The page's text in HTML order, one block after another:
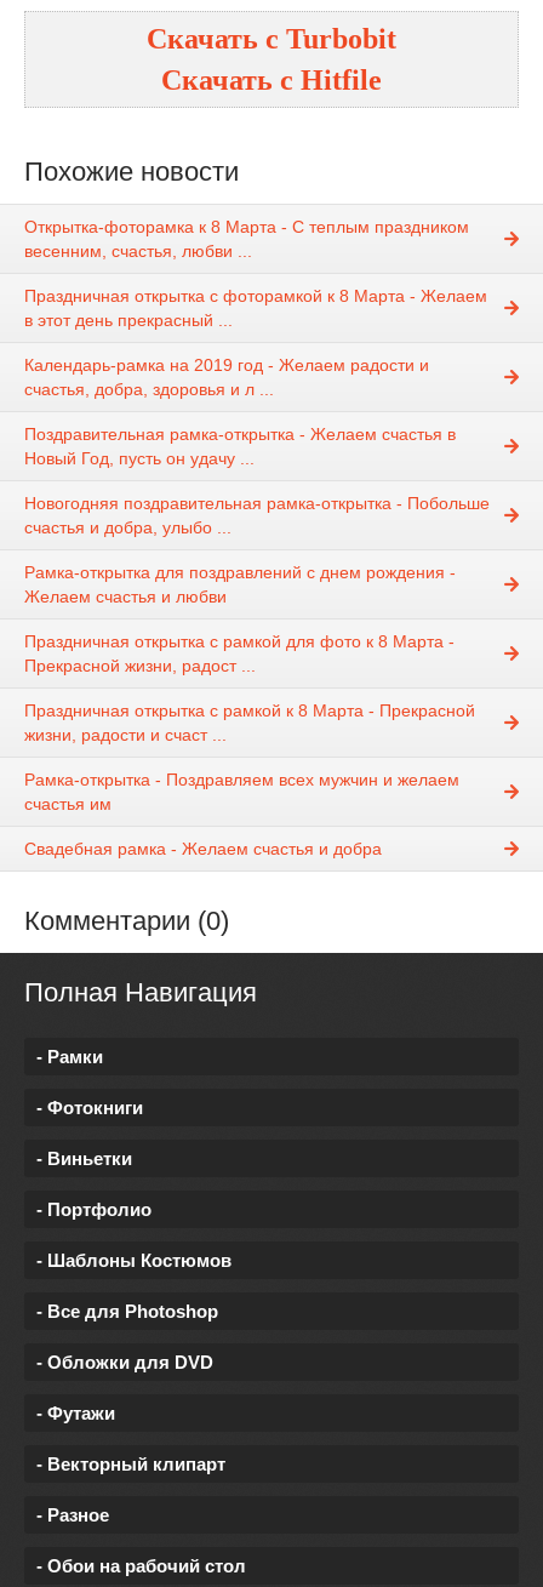
Скачать с Turbobit
Скачать с Hitfile
Похожие новости
Открытка-фоторамка к 8 Марта - С теплым праздником
весенним, счастья, любви ...
Праздничная открытка с фоторамкой к 8 Марта - Желаем
в этот день прекрасный ...
Календарь-рамка на 2019 год - Желаем радости и
счастья, добра, здоровья и л ...
Поздравительная рамка-открытка - Желаем счастья в
Новый Год, пусть он удачу ...
Новогодняя поздравительная рамка-открытка - Побольше
счастья и добра, улыбо ...
Рамка-открытка для поздравлений с днем рождения -
Желаем счастья и любви
Праздничная открытка с рамкой для фото к 8 Марта -
Прекрасной жизни, радост ...
Праздничная открытка с рамкой к 8 Марта - Прекрасной
жизни, радости и счаст ...
Рамка-открытка - Поздравляем всех мужчин и желаем
счастья им
Свадебная рамка - Желаем счастья и добра
Комментарии (0)
Полная Навигация
- Рамки
- Фотокниги
- Виньетки
- Портфолио
- Шаблоны Костюмов
- Все для Photoshop
- Обложки для DVD
- Футажи
- Векторный клипарт
- Разное
- Обои на рабочий стол